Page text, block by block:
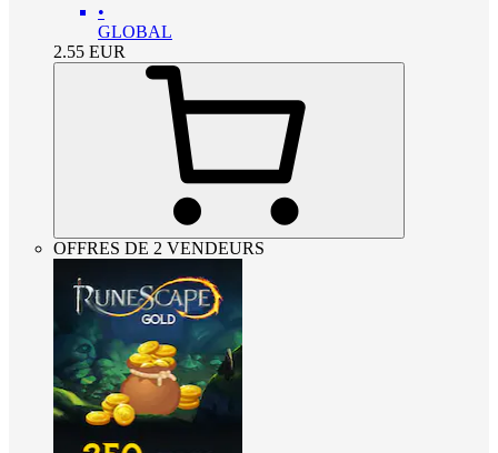
•
GLOBAL
2.55 EUR
OFFRES DE 2 VENDEURS